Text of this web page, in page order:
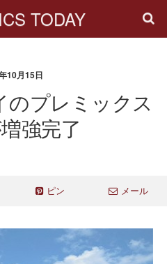
TODAY
10月15日
のプレミックス
強完了
ピン メール